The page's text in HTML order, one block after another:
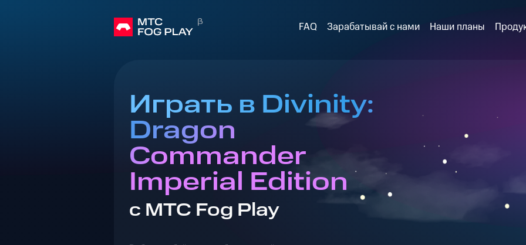
FAQ Зарабатывай с нами Наши планы
Играть в Divinity:
Dragon
Commander
Imperial Edition
с МТС Fog Play